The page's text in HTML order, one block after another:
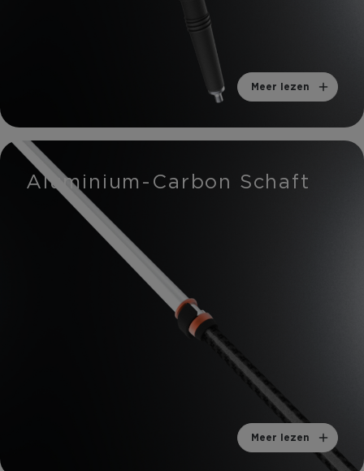
Meer lezen
Aluminium-Carbon Schaft
Meer lezen